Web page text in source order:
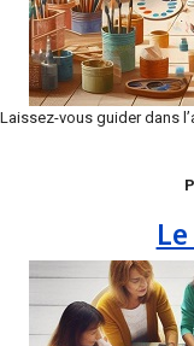
Laissez-vous guider dans